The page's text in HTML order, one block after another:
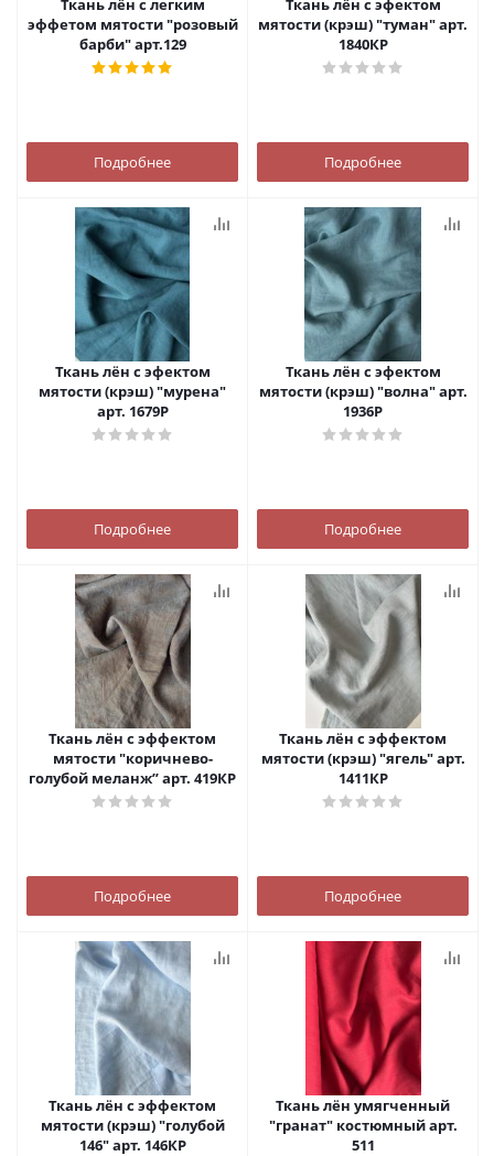
Ткань лён с легким
эффетом мятости "розовый
барби" арт.129
Подробнее
Ткань лён с эфектом
мятости (крэш) "туман" арт.
1840КР
Подробнее
Ткань лён с эфектом
мятости (крэш) "мурена"
арт. 1679Р
Подробнее
Ткань лён с эфектом
мятости (крэш) "волна" арт.
1936Р
Подробнее
Ткань лён с эффектом
мятости "коричнево-
голубой меланж” арт. 419КР
Подробнее
Ткань лён с эффектом
мятости (крэш) "ягель" арт.
1411КР
Подробнее
Ткань лён с эффектом
мятости (крэш) "голубой
146" арт. 146КР
Ткань лён умягченный
"гранат" костюмный арт.
511